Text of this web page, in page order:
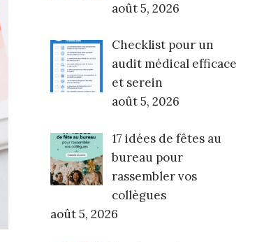
août 5, 2026
Checklist pour un
audit médical efficace
et serein
août 5, 2026
17 idées de fêtes au
bureau pour
rassembler vos
collègues
août 5, 2026